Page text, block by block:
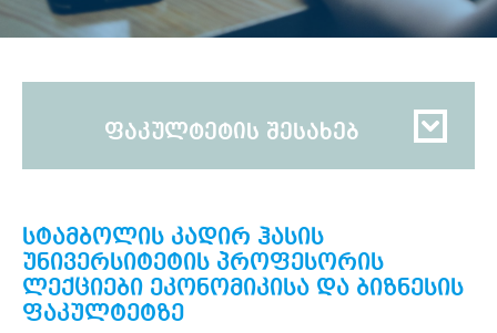
ფაკულტეტის შესახებ
სტამბოლის კადირ ჰასის
უნივერსიტეტის პროფესორის
ლექციები ეკონომიკისა და ბიზნესის
ფაკულტეტზე